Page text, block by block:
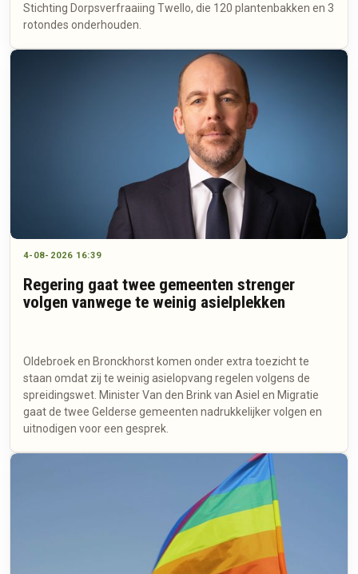
Stichting Dorpsverfraaiing Twello, die 120 plantenbakken en 3
rotondes onderhouden.
4-08-2026 16:39
Regering gaat twee gemeenten strenger
volgen vanwege te weinig asielplekken
Oldebroek en Bronckhorst komen onder extra toezicht te
staan omdat zij te weinig asielopvang regelen volgens de
spreidingswet. Minister Van den Brink van Asiel en Migratie
gaat de twee Gelderse gemeenten nadrukkelijker volgen en
uitnodigen voor een gesprek.